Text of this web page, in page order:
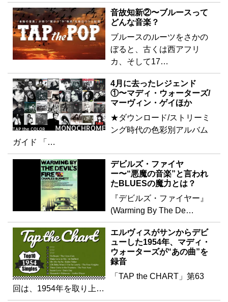
音故知新②〜ブルースって
どんな音楽？
ブルースのルーツをさかの
ぼると、古くは西アフリ
カ、そして17…
4月に去ったレジェンド
①〜マディ・ウォーターズ/
マーヴィン・ゲイほか
★ダウンロード/ストリーミ
ング時代の色彩別アルバム
ガイド 「…
デビルズ・ファイヤ
ー〜“悪魔の音楽”と言われ
たBLUESの魔力とは？
『デビルズ・ファイヤー』
(Warming By The De…
エルヴィスがサンからデビ
ューした1954年、マディ・
ウォーターズが“あの曲”を
録音
「TAP the CHART」第63
回は、1954年を取り上…